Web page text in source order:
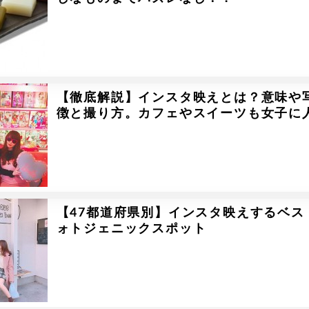
【徹底解説】インスタ映えとは？意味や
徴と撮り方。カフェやスイーツも女子に
【47都道府県別】インスタ映えするベス
ォトジェニックスポット